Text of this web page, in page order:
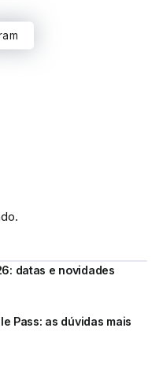
datas e novidades
Pass: as dúvidas mais